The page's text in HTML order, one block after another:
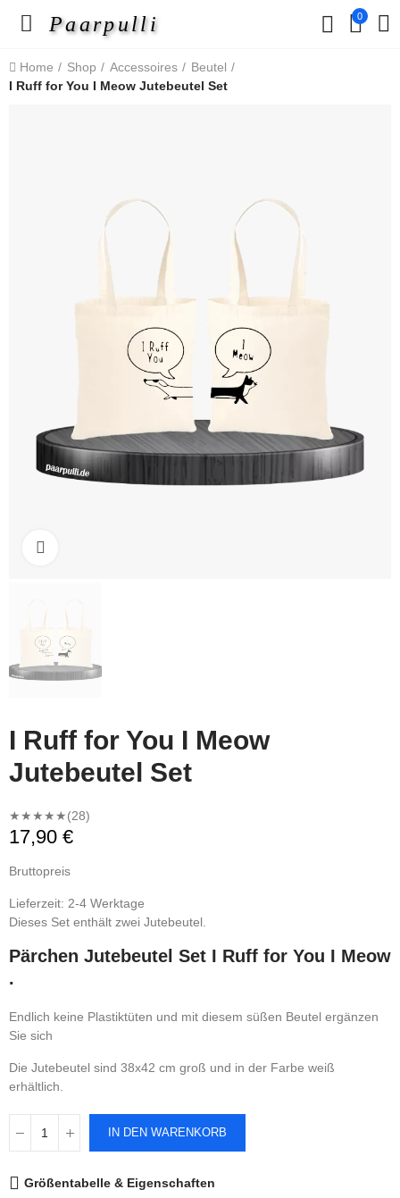
Paarpulli 0
Home Shop Accessoires
Beutel
I Ruff for You I Meow Jutebeutel Set
I Ruff for You I Meow
Jutebeutel Set
★★★★★(28)
17,90 €
Bruttopreis
Lieferzeit: 2-4 Werktage
Dieses Set enthält zwei Jutebeutel.
Pärchen Jutebeutel Set I Ruff for You I Meow
.
Endlich keine Plastiktüten und mit diesem süßen Beutel ergänzen
Sie sich
Die Jutebeutel sind 38x42 cm groß und in der Farbe weiß
erhältlich.
IN DEN WARENKORB
Größentabelle & Eigenschaften